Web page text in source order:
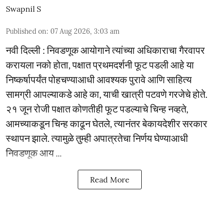
Swapnil S
Published on: 07 Aug 2026, 3:03 am
नवी दिल्ली : निवडणूक आयोगाने त्यांच्या अधिकाराचा गैरवापर
करायला नको होता, पक्षात प्रथमदर्शनी फूट पडली आहे या
निष्कर्षापर्यंत पोहचण्याआधी आवश्यक पुरावे आणि साहित्य
सामग्री आपल्याकडे आहे का, याची खात्री पटवणे गरजेचे होते.
२१ जून रोजी पक्षात कोणतीही फूट पडल्याचे चिन्ह नव्हते,
आमच्याकडून चिन्ह काढून घेतले, त्यानंतर बेकायदेशीर सरकार
स्थापन झाले. त्यामुळे तुम्ही अपात्रतेचा निर्णय घेण्याआधी
निवडणूक आय ...
Read More